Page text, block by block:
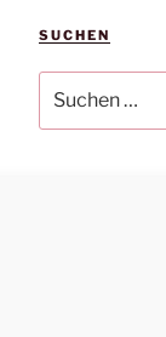
SUCHEN
nach: